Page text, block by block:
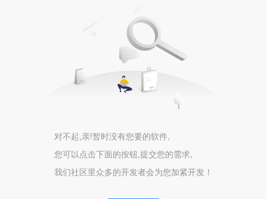
对不起,亲!暂时没有您要的软件,
您可以点击下面的按钮,提交您的需求,
我们社区里众多的开发者会为您加紧开发！